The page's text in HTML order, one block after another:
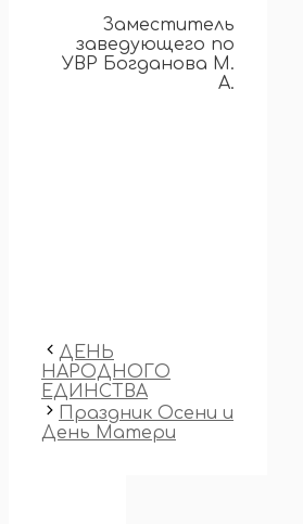
Заместитель
заведующего по
УВР Богданова М.
А.
ДЕНЬ
НАРОДНОГО
ЕДИНСТВА
Праздник Осени и
День Матери